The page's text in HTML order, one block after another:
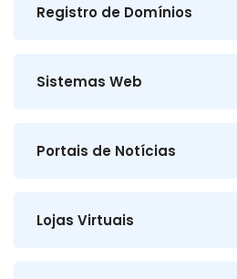
Registro de Domínios
Sistemas Web
Portais de Notícias
Lojas Virtuais